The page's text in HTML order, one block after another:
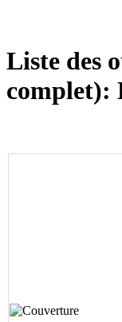
Liste des
complet):